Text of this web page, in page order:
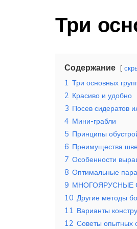
Три
Содержание
1 Три основных
2 Красиво и удобно
3 Посев сидератов
4 Мини-грабли
5 Принципы
6 Преимущества
7 Особенности
8 Оптимальные
9 МНОГОЯРУСНЫЕ
10 Другие методы
11 Варианты
12 Советы опытных